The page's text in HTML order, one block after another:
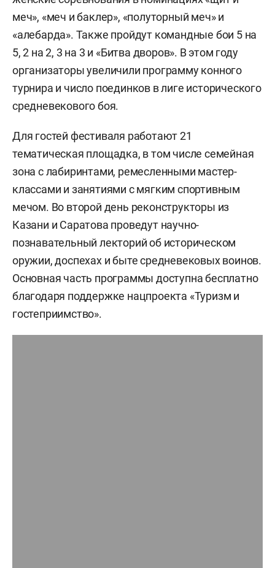
меч», «меч и баклер», «полуторный меч» и
«алебарда». Также пройдут командные бои 5 на
5, 2 на 2, 3 на 3 и «Битва дворов». В этом году
организаторы увеличили программу конного
турнира и число поединков в лиге исторического
средневекового боя.
Для гостей фестиваля работают 21
тематическая площадка, в том числе семейная
зона с лабиринтами, ремесленными мастер-
классами и занятиями с мягким спортивным
мечом. Во второй день реконструкторы из
Казани и Саратова проведут научно-
познавательный лекторий об историческом
оружии, доспехах и быте средневековых воинов.
Основная часть программы доступна бесплатно
благодаря поддержке нацпроекта «Туризм и
гостеприимство».